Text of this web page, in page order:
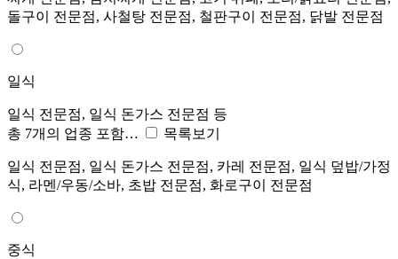
돌구이 전문점, 사철탕 전문점, 철판구이 전문점, 닭발 전문점
일식
일식 전문점, 일식 돈가스 전문점 등
총 7개의 업종 포함…
목록보기
일식 전문점, 일식 돈가스 전문점, 카레 전문점, 일식 덮밥/가정
식, 라멘/우동/소바, 초밥 전문점, 화로구이 전문점
중식